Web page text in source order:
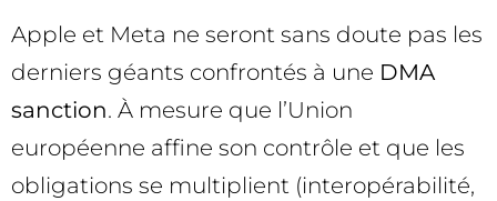
Apple et Meta ne seront sans doute pas les
derniers géants confrontés à une DMA
sanction. À mesure que l’Union
européenne affine son contrôle et que les
obligations se multiplient (interopérabilité,